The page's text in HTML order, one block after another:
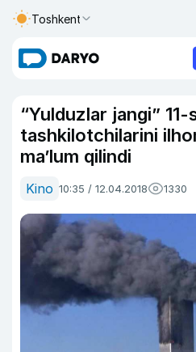
Toshkent
“Yulduzlar jangi”
tashkilotchilarini
ma’lum qilindi
Kino 10:35 / 12.04.2018 1330